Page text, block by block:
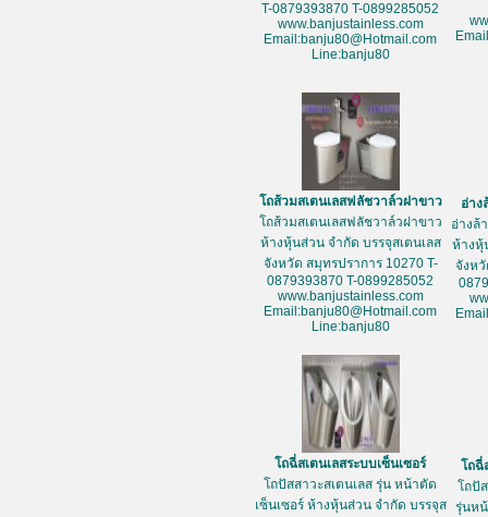
T-0879393870 T-0899285052
www.banjustainless.com
Email:banju80@Hotmail.com
Line:banju80
โถส้วมสเตนเลสฟลัชวาล์วฝาขาว
โถส้วมสเตนเลสฟลัชวาล์วฝาขาว
ห้างหุ้นส่วน จำกัด บรรจุสเตนเลส
จังหวัด สมุทรปราการ 10270 T-
0879393870 T-0899285052
www.banjustainless.com
Email:banju80@Hotmail.com
Line:banju80
อ่าง
อ่างล้
ห้างหุ้
จังห
โถฉี่สเตนเลสระบบเซ็นเซอร์
โถปัสสาวะสเตนเลส รุ่น หน้าตัด
เซ็นเซอร์ ห้างหุ้นส่วน จำกัด บรรจุส
โถฉี่
โถปั
รุ่นห